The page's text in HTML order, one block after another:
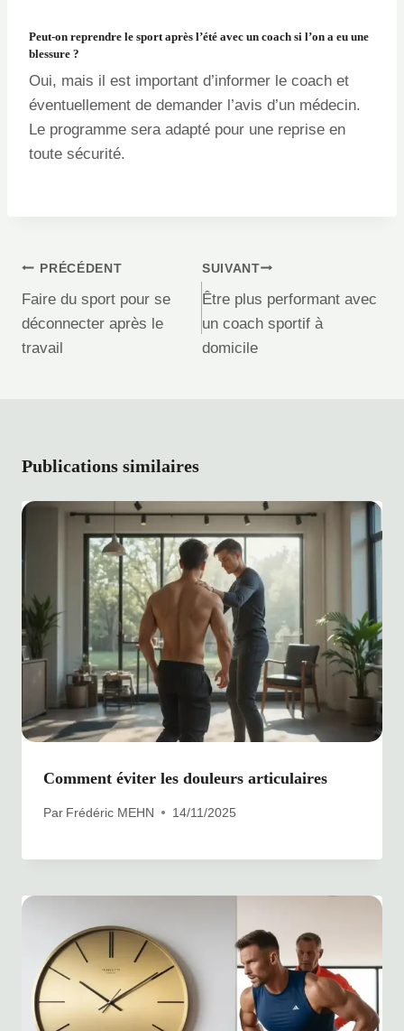
Peut-on reprendre le sport après l’été avec un coach si l’on a eu une
blessure ?
Oui, mais il est important d’informer le coach et
éventuellement de demander l’avis d’un médecin.
Le programme sera adapté pour une reprise en
toute sécurité.
Navigation
PRÉCÉDENT
Faire du sport pour se
déconnecter après le
travail
SUIVANT
Être plus performant avec
un coach sportif à
domicile
Publications similaires
Comment éviter les douleurs articulaires
Par Frédéric MEHN 14/11/2025